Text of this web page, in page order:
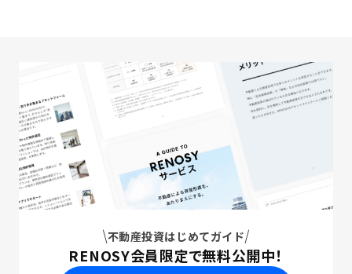
不動産投資はじめてガイド
RENOSY会員限定で無料公開中！